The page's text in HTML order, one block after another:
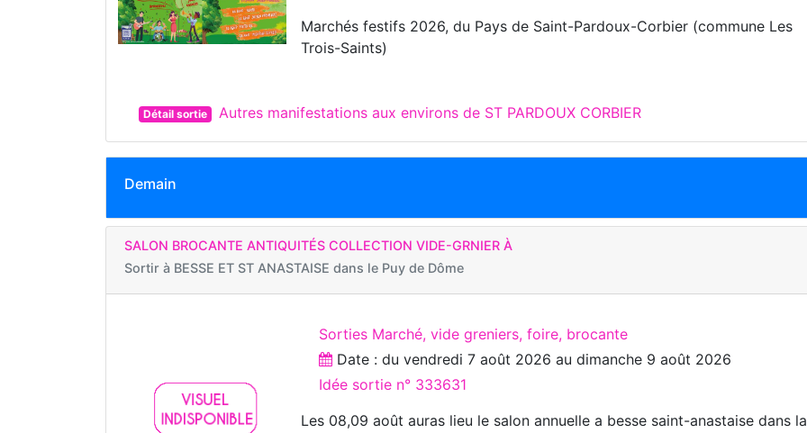
Marchés festifs 2026, du Pays de Saint-Pardoux-Corbier (commune Les
Trois-Saints)
Détail sortie Autres manifestations aux environs de ST PARDOUX CORBIER
Demain
SALON BROCANTE ANTIQUITÉS COLLECTION VIDE-GRNIER À
Sortir à BESSE ET ST ANASTAISE dans le Puy de Dôme
Sorties Marché, vide greniers, foire, brocante
Date : duvendredi 7 août 2026 audimanche 9 août 2026
Idée sortie n° 333631
Les 08,09 août auras lieu le salon annuelle a besse saint-anastaise dans la